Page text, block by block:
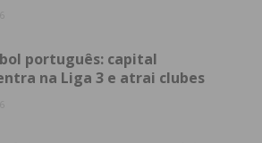
português: capital
na Liga 3 e atrai clubes